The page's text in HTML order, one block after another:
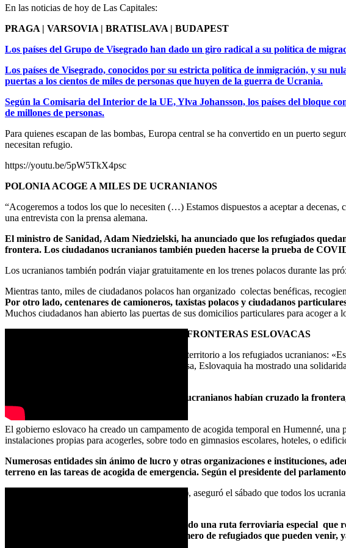
En las noticias de hoy de Las Capitales:
PRAGA | VARSOVIA | BRATISLAVA | BUDAPEST
Los países del Grupo de Visegrado han dado un giro radical a su política de
Los países de Visegrado, conocidos por su estricta política de inmigración, y su
puertas a los cientos de miles de personas que huyen de la guerra de Ucrania.
Según la Comisaria del Interior de la UE, Ylva Johansson, los países del bloque
de millones de personas.
Para quienes escapan de las bombas, Europa central se ha convertido en un puerto
necesitan refugio.
https://youtu.be/5pW5TkX4psc
POLONIA ACOGE A MILES DE UCRANIANOS
“Acogeremos a todos los que lo necesiten (…) Estamos dispuestos a aceptar a
una entrevista con la prensa alemana.
El ministro de Sanidad, Adam Niedzielski, ha anunciado que los refugiados
frontera. Los ciudadanos ucranianos también pueden hacerse la prueba de
Los ucranianos también podrán viajar gratuitamente en los trenes polacos durante las
Mientras tanto, miles de ciudadanos polacos han organizado colectas benéficas,
Por otro lado, centenares de camioneros, taxistas polacos y ciudadanos
Muchos ciudadanos han abierto las puertas de sus domicilios particulares para acoger a
10.000 UCRANIANOS CRUZARON LAS FRONTERAS ESLOVACAS
Eslovaquia también ha abierto de par en par su territorio a los refugiados ucranianos:
(OĽaNO). Desde que se produjo la invasión rusa, Eslovaquia ha mostrado una
Hasta el sábado por la tarde, más de 10.000 ucranianos habían cruzado la
acogerles provisionalmente.
El gobierno eslovaco ha creado un campamento de acogida temporal en Humenné,
instalaciones propias para acogerles, sobre todo en gimnasios escolares, hoteles, o
Numerosas entidades sin ánimo de lucro y otras organizaciones e instituciones,
terreno en las tareas de acogida de emergencia. Según el presidente del
El ministro de finanzas, Igor Matovič (OĽaNO), aseguró el sábado que todos los
Por su parte, la República Checa ha habilitado una ruta ferroviaria especial
Rakušan, afirmó que no hay límite en el número de refugiados que pueden venir,